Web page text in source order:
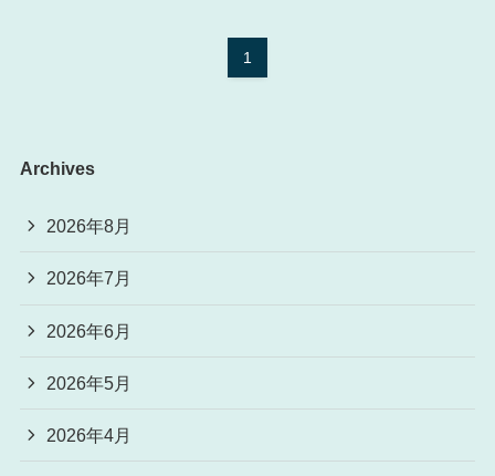
1
Archives
2026年8月
2026年7月
2026年6月
2026年5月
2026年4月